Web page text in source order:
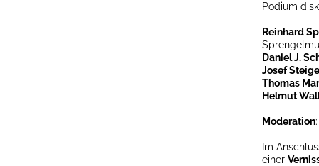
Podium
Reinhard
Daniel J.
Josef
Thomas
Helmut
Moderation
Im
einer